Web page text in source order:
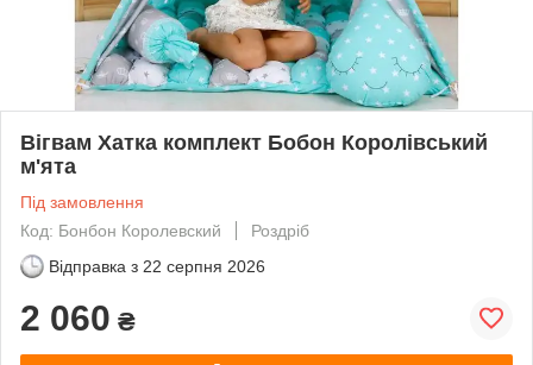
Вігвам Хатка комплект Бобон Королівський
м'ята
Під замовлення
Код: Бонбон Королевский
Роздріб
Відправка з 22 серпня 2026
2 060 ₴